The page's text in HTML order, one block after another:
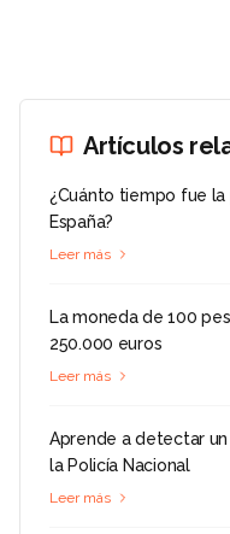
Artículos
¿Cuánto tiempo fue
España?
Leer más
La moneda de 100
250.000 euros
Leer más
Aprende a detectar
la Policía Nacional
Leer más